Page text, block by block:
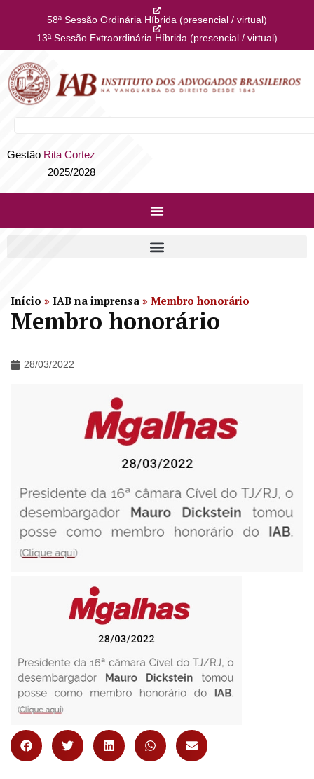
58ª Sessão Ordinária Híbrida (presencial / virtual)
13ª Sessão Extraordinária Híbrida (presencial / virtual)
Gestão Rita Cortez
2025/2028
Início » IAB na imprensa » Membro honorário
Membro honorário
28/03/2022